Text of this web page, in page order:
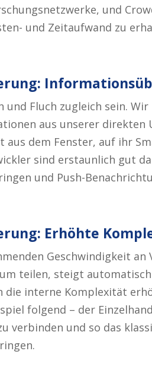
und
und Zeitaufwand zu
und Fluch zugleich sein.
aus unserer direkten
aus dem Fenster, auf ihr
sind erstaunlich gut
und Push-
Erhöhte
Geschwindigkeit
teilen, steigt
die interne Komplexität
folgend – der
verbinden und so das